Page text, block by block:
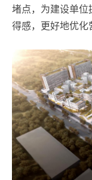
堵点，为建设单位
得感，更好地优化